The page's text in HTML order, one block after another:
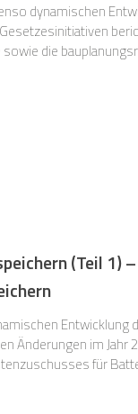
dynamischen
die
(Teil 1)
Entwicklung
Änderungen im Jahr